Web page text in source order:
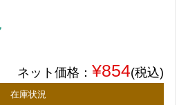
ネット価格： ¥854(税込)
在庫状況